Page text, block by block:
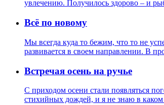
увлечению. Получилось здорово – и
Всё по новому
Мы всегда куда то бежим, что то не
развивается в своем направлении. В
Встречая осень на ручье
С приходом осени стали появляться
стихийных дождей, и я не знаю в